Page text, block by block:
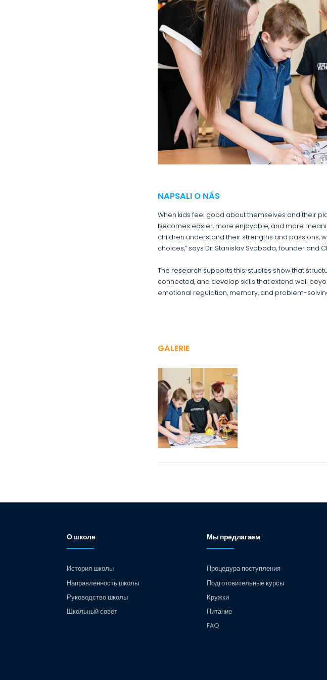
NAPSALI O NÁS
When kids feel good about themselves and their
becomes easier, more enjoyable, and more
children understand their strengths and passions,
choices,” says Dr. Stanislav Svoboda, founder and
The research supports this: studies show that
connected, and develop skills that extend well
emotional regulation, memory, and problem-
GALERIE
О школе
История школы
Направленность школы
Руководство школы
Школьный совет
Мы предлагаем
Процедура поступления
Подготовительные курсы
Кружки
Питание
FAQ